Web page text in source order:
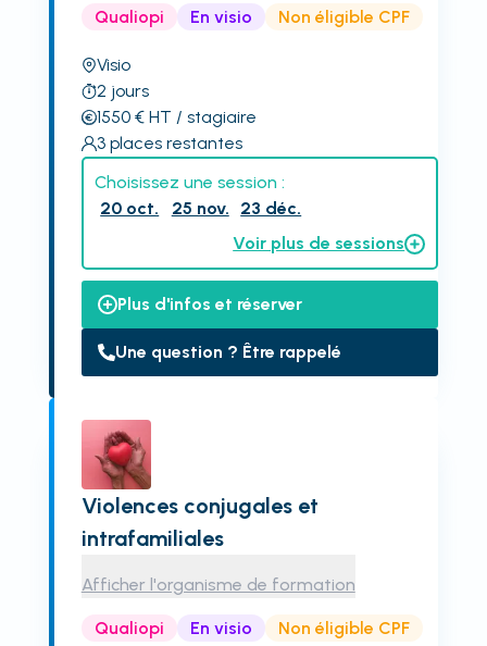
Qualiopi En visio Non éligible CPF
Visio
2 jours
1550€ HT / stagiaire
3 places restantes
Choisissez une session :
20 oct.
25 nov.
23 déc.
Voir plus de sessions
Plus d'infos et réserver
Une question ? Être rappelé
Violences conjugales et
intrafamiliales
Afficher l'organisme de formation
Qualiopi En visio Non éligible CPF